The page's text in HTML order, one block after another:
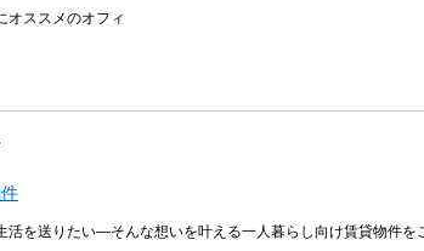
オススメのオフィ
を送りたい―そんな想いを叶える一人暮らし向け賃貸物件を